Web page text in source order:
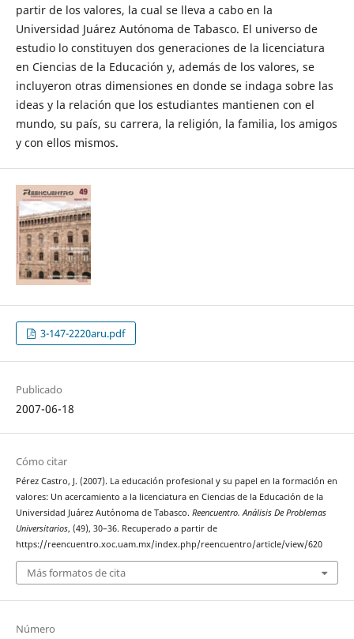
partir de los valores, la cual se lleva a cabo en la
Universidad Juárez Autónoma de Tabasco. El universo de
estudio lo constituyen dos generaciones de la licenciatura
en Ciencias de la Educación y, además de los valores, se
incluyeron otras dimensiones en donde se indaga sobre las
ideas y la relación que los estudiantes mantienen con el
mundo, su país, su carrera, la religión, la familia, los amigos
y con ellos mismos.
3-147-2220aru.pdf
Publicado
2007-06-18
Cómo citar
Pérez Castro, J. (2007). La educación profesional y su papel en la formación en
valores: Un acercamiento a la licenciatura en Ciencias de la Educación de la
Universidad Juárez Autónoma de Tabasco. Reencuentro. Análisis De Problemas
Universitarios, (49), 30–36. Recuperado a partir de
https://reencuentro.xoc.uam.mx/index.php/reencuentro/article/view/620
Más formatos de cita
Número